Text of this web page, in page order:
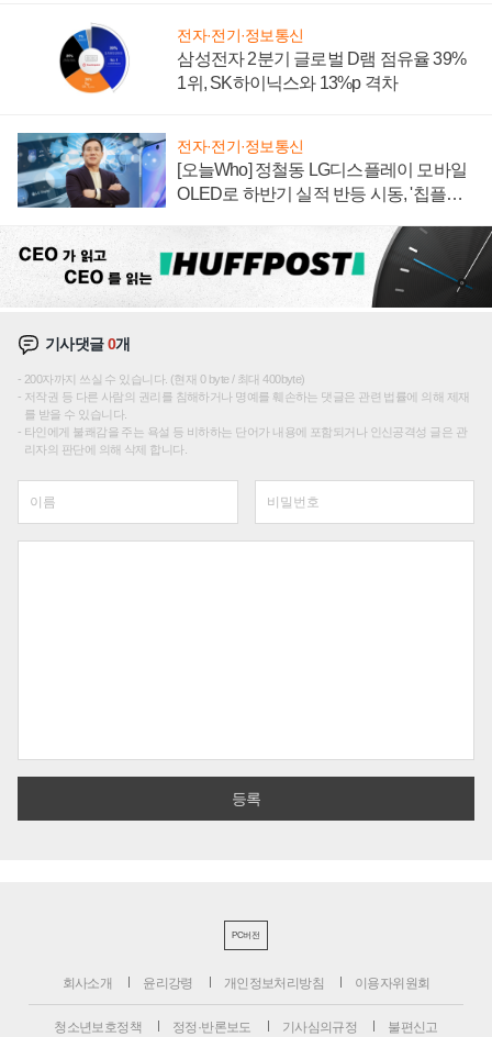
전자·전기·정보통신
삼성전자 2분기 글로벌 D램 점유율 39%
1위, SK하이닉스와 13%p 격차
전자·전기·정보통신
[오늘Who] 정철동 LG디스플레이 모바일
OLED로 하반기 실적 반등 시동, '칩플레
기사댓글0개
200자까지 쓰실 수 있습니다. (현재 0 byte / 최대 400byte)
저작권 등 다른 사람의 권리를 침해하거나 명예를 훼손하는 댓글은 관련 법률에 의해 제재
를 받을 수 있습니다.
타인에게 불쾌감을 주는 욕설 등 비하하는 단어가 내용에 포함되거나 인신공격성 글은 관
리자의 판단에 의해 삭제 합니다.
PC버전
회사소개 윤리강령 개인정보처리방침 이용자위원회
청소년보호정책 정정·반론보도 기사심의규정 불편신고